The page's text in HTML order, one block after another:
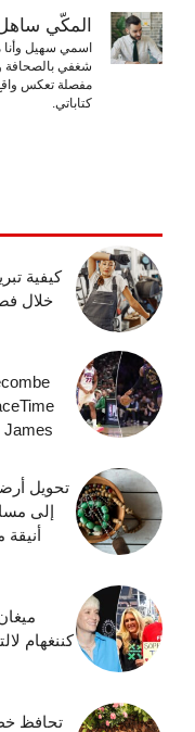
المكّي
اسمي سهيل وأنا
شغفي بالصحافة
مفصلة تعكس واقع
كتاباتي.
كيفية
خلال
James والذي تركه “geekin”
تحويل
إلى
كننغهام
تحافظ